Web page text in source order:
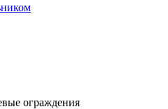
ограждения